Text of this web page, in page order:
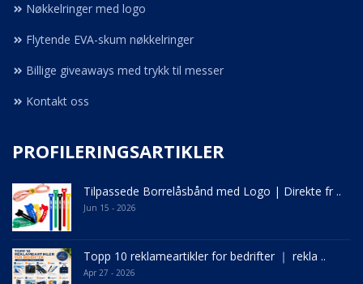
Nøkkelringer med logo
Flytende EVA-skum nøkkelringer
Billige giveaways med trykk til messer
Kontakt oss
PROFILERINGSARTIKLER
Tilpassede Borrelåsbånd med Logo | Direkte fr ..
Jun 15 - 2026
Topp 10 reklameartikler for bedrifter ｜ rekla ..
Apr 27 - 2026